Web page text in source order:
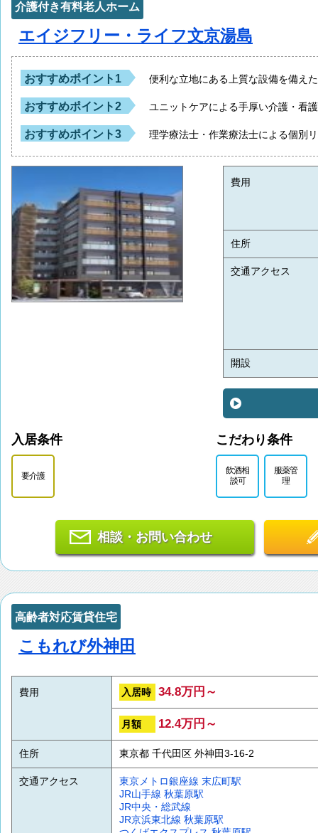
介護付き有料老人ホーム
エイジフリー・ライフ文京湯島
おすすめポイント1 便利な立地にある上質な設備を備え
おすすめポイント2 ユニットケアによる手厚い介護・看
おすすめポイント3 理学療法士・作業療法士による個別
費用
住所
交通アクセス
開設
入居条件
要介護
こだわり条件
飲酒相
談可
服薬管
理
相談・お問い合わせ
高齢者対応賃貸住宅
こもれび外神田
費用 入居時 34.8万円～
月額 12.4万円～
住所 東京都 千代田区 外神田3-16-2
交通アクセス 東京メトロ銀座線 末広町駅
JR山手線 秋葉原駅
JR中央・総武線
JR京浜東北線 秋葉原駅